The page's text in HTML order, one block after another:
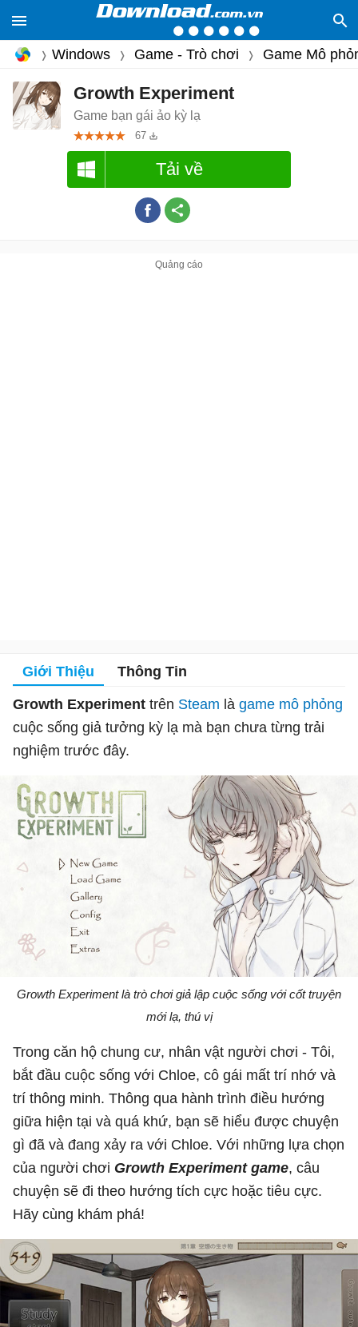
Windows Game - Trò chơi Game Mô
Growth Experiment
Game bạn gái ảo kỳ lạ
67
Tải về
Giới Thiệu Thông Tin
Growth Experiment trên Steam là game mô phỏng
cuộc sống giả tưởng kỳ lạ mà bạn chưa từng trải
nghiệm trước đây.
Growth Experiment là trò chơi giả lập cuộc sống với cốt truyện
mới lạ, thú vị
Trong căn hộ chung cư, nhân vật người chơi - Tôi,
bắt đầu cuộc sống với Chloe, cô gái mất trí nhớ và
trí thông minh. Thông qua hành trình điều hướng
giữa hiện tại và quá khứ, bạn sẽ hiểu được chuyện
gì đã và đang xảy ra với Chloe. Với những lựa chọn
của người chơi Growth Experiment game, câu
chuyện sẽ đi theo hướng tích cực hoặc tiêu cực.
Hãy cùng khám phá!